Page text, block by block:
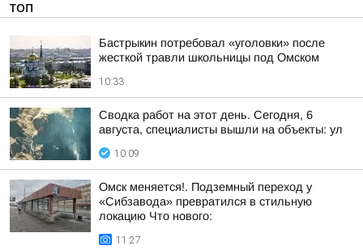
ТОП
Бастрыкин потребовал «уголовки» после
жесткой травли школьницы под Омском
10:33
Сводка работ на этот день. Сегодня, 6
августа, специалисты вышли на объекты: ул
10:09
Омск меняется!. Подземный переход у
«Сибзавода» превратился в стильную
локацию Что нового:
11:27